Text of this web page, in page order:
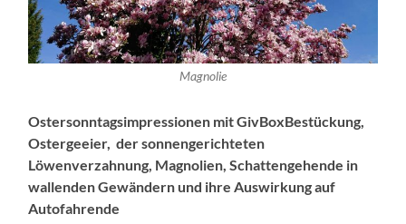
Magnolie
Ostersonntagsimpressionen mit GivBoxBestückung,
Ostergeeier, der sonnengerichteten
Löwenverzahnung, Magnolien, Schattengehende in
wallenden Gewändern und ihre Auswirkung auf
Autofahrende